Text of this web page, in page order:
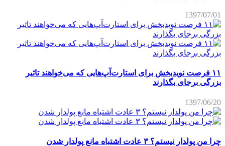
1397/07/01
۱۱ فرصت نویدبخش برای استارت‌آپ‌هایی که می‌خواهند تاثیر
بزرگی برجای بگذارند
1397/06/20
چرا من پولدار نیستم؟ ۳ عادت اشتباه مانع پولدار شدن